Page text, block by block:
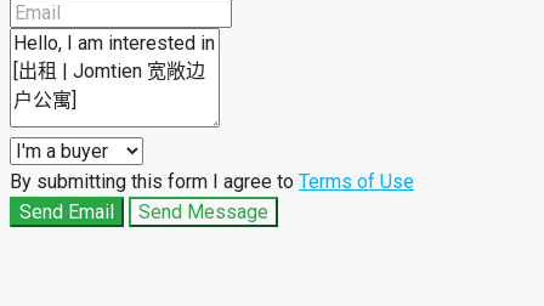
By submitting this form I agree to Terms of Use
Send Email
Send Message